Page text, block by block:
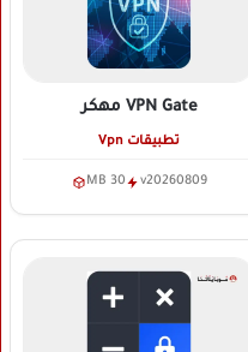
VPN Gate مهكر
تطبيقات Vpn
v20260809
30 MB